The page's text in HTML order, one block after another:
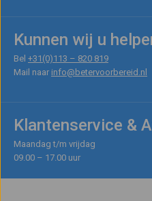
Kunnen wij u
Bel +31(0)113 – 820 819
Mail naar info@betervoorbereid.nl
Klantenservice &
Maandag t/m vrijdag
09.00 – 17.00 uur